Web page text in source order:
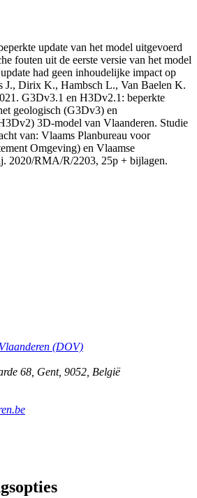
update van het model uitgevoerd
fouten uit de eerste versie van het model
had geen inhoudelijke impact op
J., Dirix K., Hambsch L., Van Baelen K.
G3Dv3.1 en H3Dv2.1: beperkte
geologisch (G3Dv3) en
3D-model van Vlaanderen. Studie
van: Vlaams Planbureau voor
Omgeving) en Vlaamse
2020/RMA/R/2203, 25p + bijlagen.
(DOV)
68, Gent, 9052, België